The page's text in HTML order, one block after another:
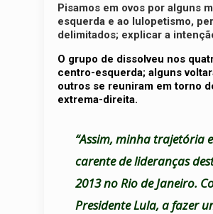
Pisamos em ovos por alguns
esquerda e ao lulopetismo,
delimitados; explicar a
O grupo de dissolveu nos
centro-esquerda; alguns
outros se reuniram em torno
extrema-direita.
“Assim, minha trajetória
carente de lideranças
2013 no Rio de Janeiro.
Presidente Lula, a fazer